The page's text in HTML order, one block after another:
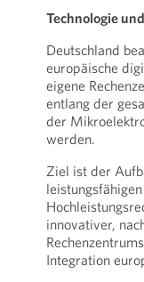
Technologie
Deutschland
europäische
eigene
entlang der
der
werden.
Ziel ist der
innovativer,
Integration